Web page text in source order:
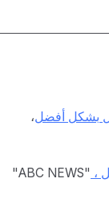
بشكل أفضل،
،
"ABC NEWS"